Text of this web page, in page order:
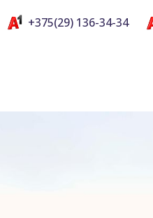
+375(29) 136-34-34